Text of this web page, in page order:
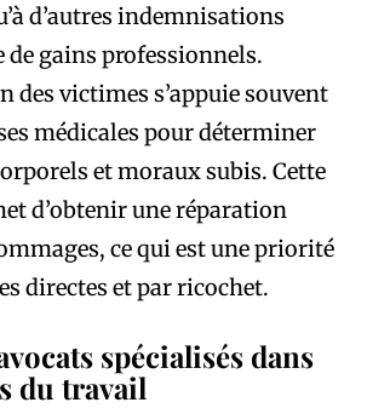
d’autres indemnisations
de gains professionnels.
des victimes s’appuie souvent
médicales pour déterminer
et moraux subis. Cette
d’obtenir une réparation
ce qui est une priorité
directes et par ricochet.
spécialisés dans
du travail